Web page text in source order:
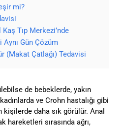
mi?
Tıp Merkezi’nde
Gün Çözüm
(Makat Çatlağı) Tedavisi
de bebeklerde, yakın
ve Crohn hastalığı gibi
kişilerde daha sık görülür. Anal
hareketleri sırasında ağrı,